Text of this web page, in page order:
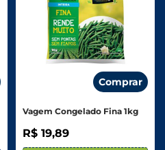
Comprar
Vagem Congelado Fina 1kg
R$ 19,89